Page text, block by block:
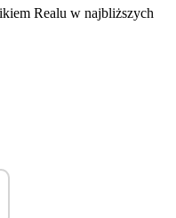
Realu w najbliższych